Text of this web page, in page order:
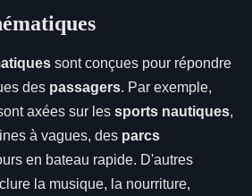
sont conçues pour répondre
des passagers. Par exemple,
axées sur les sports nautiques,
à vagues, des parcs
en bateau rapide. D'autres
la musique, la nourriture,